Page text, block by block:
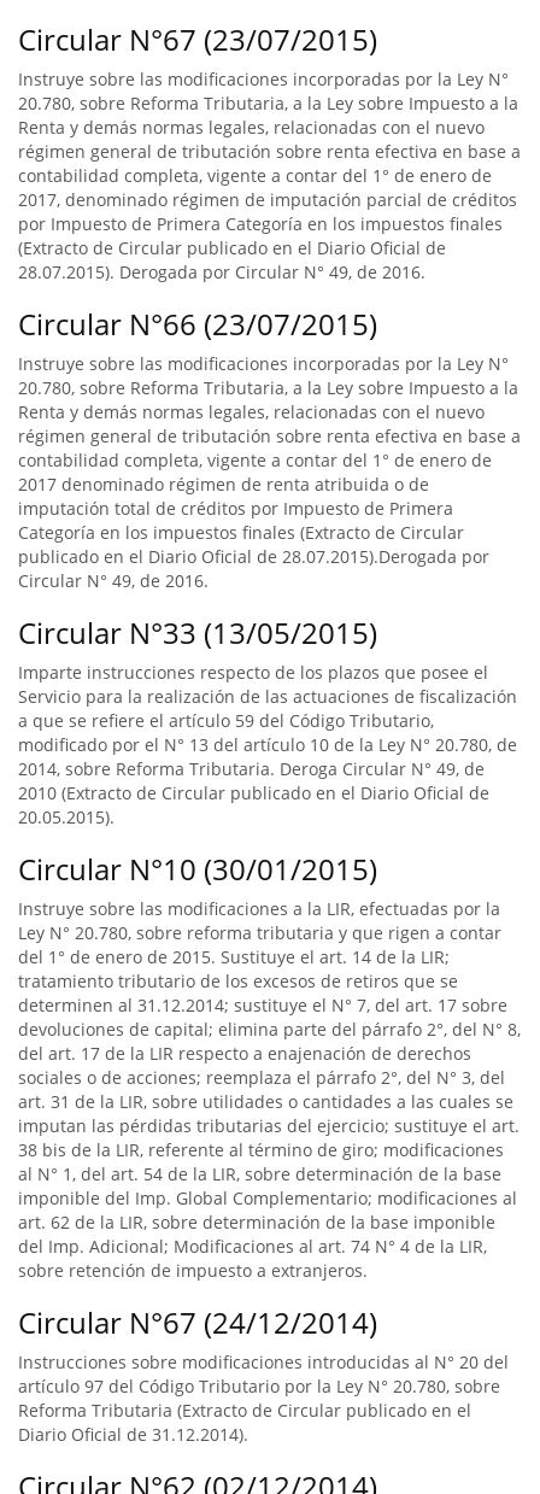
Circular N°67 (23/07/2015)
Instruye sobre las modificaciones incorporadas por la Ley N°
20.780, sobre Reforma Tributaria, a la Ley sobre Impuesto a la
Renta y demás normas legales, relacionadas con el nuevo
régimen general de tributación sobre renta efectiva en base a
contabilidad completa, vigente a contar del 1° de enero de
2017, denominado régimen de imputación parcial de créditos
por Impuesto de Primera Categoría en los impuestos finales
(Extracto de Circular publicado en el Diario Oficial de
28.07.2015). Derogada por Circular N° 49, de 2016.
Circular N°66 (23/07/2015)
Instruye sobre las modificaciones incorporadas por la Ley N°
20.780, sobre Reforma Tributaria, a la Ley sobre Impuesto a la
Renta y demás normas legales, relacionadas con el nuevo
régimen general de tributación sobre renta efectiva en base a
contabilidad completa, vigente a contar del 1° de enero de
2017 denominado régimen de renta atribuida o de
imputación total de créditos por Impuesto de Primera
Categoría en los impuestos finales (Extracto de Circular
publicado en el Diario Oficial de 28.07.2015).Derogada por
Circular N° 49, de 2016.
Circular N°33 (13/05/2015)
Imparte instrucciones respecto de los plazos que posee el
Servicio para la realización de las actuaciones de fiscalización
a que se refiere el artículo 59 del Código Tributario,
modificado por el N° 13 del artículo 10 de la Ley N° 20.780, de
2014, sobre Reforma Tributaria. Deroga Circular N° 49, de
2010 (Extracto de Circular publicado en el Diario Oficial de
20.05.2015).
Circular N°10 (30/01/2015)
Instruye sobre las modificaciones a la LIR, efectuadas por la
Ley N° 20.780, sobre reforma tributaria y que rigen a contar
del 1° de enero de 2015. Sustituye el art. 14 de la LIR;
tratamiento tributario de los excesos de retiros que se
determinen al 31.12.2014; sustituye el N° 7, del art. 17 sobre
devoluciones de capital; elimina parte del párrafo 2°, del N° 8,
del art. 17 de la LIR respecto a enajenación de derechos
sociales o de acciones; reemplaza el párrafo 2°, del N° 3, del
art. 31 de la LIR, sobre utilidades o cantidades a las cuales se
imputan las pérdidas tributarias del ejercicio; sustituye el art.
38 bis de la LIR, referente al término de giro; modificaciones
al N° 1, del art. 54 de la LIR, sobre determinación de la base
imponible del Imp. Global Complementario; modificaciones al
art. 62 de la LIR, sobre determinación de la base imponible
del Imp. Adicional; Modificaciones al art. 74 N° 4 de la LIR,
sobre retención de impuesto a extranjeros.
Circular N°67 (24/12/2014)
Instrucciones sobre modificaciones introducidas al N° 20 del
artículo 97 del Código Tributario por la Ley N° 20.780, sobre
Reforma Tributaria (Extracto de Circular publicado en el
Diario Oficial de 31.12.2014).